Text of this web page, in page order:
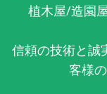
植木屋/造園
信頼の技術と誠
客様